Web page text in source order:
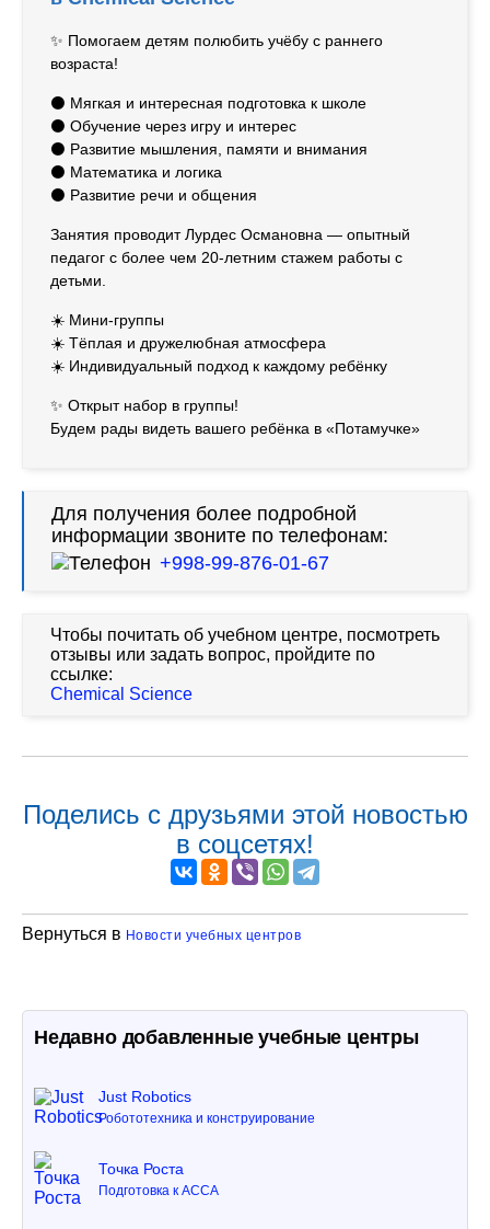
✨ Помогаем детям полюбить учёбу с раннего
возраста!
⚫ Мягкая и интересная подготовка к школе
⚫ Обучение через игру и интерес
⚫ Развитие мышления, памяти и внимания
⚫ Математика и логика
⚫ Развитие речи и общения
Занятия проводит Лурдес Османовна — опытный
педагог с более чем 20-летним стажем работы с
детьми.
☀️ Мини-группы
☀️ Тёплая и дружелюбная атмосфера
☀️ Индивидуальный подход к каждому ребёнку
✨ Открыт набор в группы!
Будем рады видеть вашего ребёнка в «Потамучке»
Для получения более подробной
информации звоните по телефонам:
+998-99-876-01-67
Чтобы почитать об учебном центре, посмотреть
отзывы или задать вопрос, пройдите по
ссылке:
Chemical Science
Поделись с друзьями этой новостью
в соцсетях!
Вернуться в Новости учебных центров
Недавно добавленные учебные центры
Just Robotics
Робототехника и конструирование
Точка Роста
Подготовка к ACCA